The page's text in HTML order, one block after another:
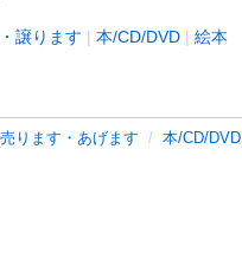
譲ります 本/CD/DVD 絵本
売ります・あげます 本/CD/DVD